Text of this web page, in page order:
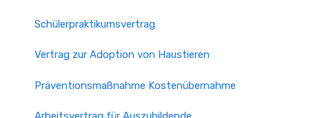
Schülerpraktikumsvertrag
Vertrag zur Adoption von Haustieren
Präventionsmaßnahme Kostenübernahme